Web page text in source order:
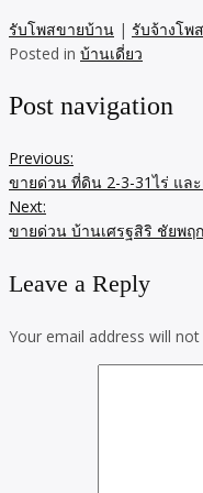
รับโพสขายบ้าน | รับจ้างโพ
Posted in บ้านเดี่ยว
Post navigation
Previous:
ขายด่วน ที่ดิน 2-3-31ไร่ แล
Next:
ขายด่วน บ้านเศรฐสิริ ชัยพ
Leave a Reply
Your email address will not